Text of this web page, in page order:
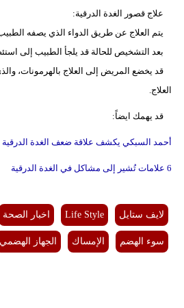
علاج قصور الغدة الدرقية:
يتم العلاج عن طريق الدواء الذي يصفه
بعد التشخيص للحالة قد يلجأ الطبيب إلى
قد يخضع المريض إلى العلاج بالهرمونات،
العلاج.
قد يهمك ايضاً:
أحمد السبكي يكشف علاقة ضعف الغدة الدرقية
6 علامات تُشير إلى مشاكل في الغدة الدرقية
لايف ستايل Life Style اخبار الصحة
سوء الهضم الإمساك الجهاز الهضمي